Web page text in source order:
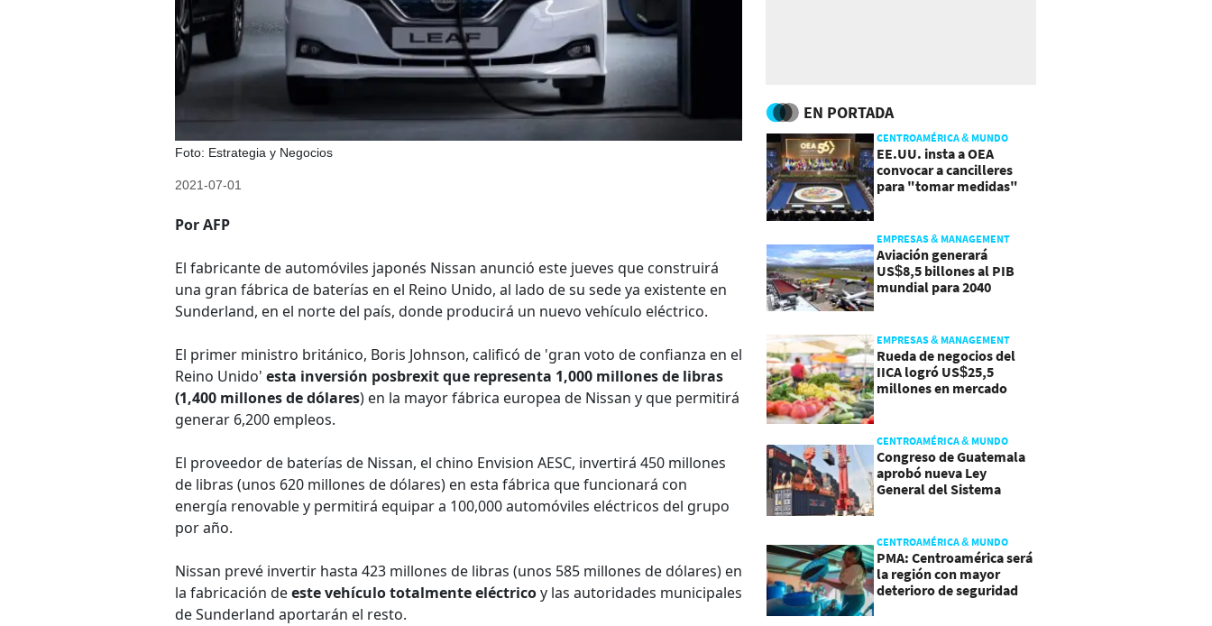
Foto: Estrategia y Negocios
2021-07-01
Por AFP
El fabricante de automóviles japonés Nissan anunció este jueves que construirá
una gran fábrica de baterías en el Reino Unido, al lado de su sede ya existente en
Sunderland, en el norte del país, donde producirá un nuevo vehículo eléctrico.
El primer ministro británico, Boris Johnson, calificó de 'gran voto de confianza en el
Reino Unido' esta inversión posbrexit que representa 1,000 millones de libras
(1,400 millones de dólares) en la mayor fábrica europea de Nissan y que permitirá
generar 6,200 empleos.
El proveedor de baterías de Nissan, el chino Envision AESC, invertirá 450 millones
de libras (unos 620 millones de dólares) en esta fábrica que funcionará con
energía renovable y permitirá equipar a 100,000 automóviles eléctricos del grupo
por año.
Nissan prevé invertir hasta 423 millones de libras (unos 585 millones de dólares) en
la fabricación deeste vehículo totalmente eléctricoy las autoridades municipales
de Sunderland aportarán el resto.
EN PORTADA
CENTROAMÉRICA & MUNDO
EE.UU. insta a OEA
convocar a cancilleres
para "tomar medidas"
EMPRESAS & MANAGEMENT
Aviación generará
US$8,5 billones al PIB
mundial para 2040
EMPRESAS & MANAGEMENT
Rueda de negocios del
IICA logró US$25,5
millones en mercado
CENTROAMÉRICA & MUNDO
Congreso de Guatemala
aprobó nueva Ley
General del Sistema
CENTROAMÉRICA & MUNDO
PMA: Centroamérica será
la región con mayor
deterioro de seguridad